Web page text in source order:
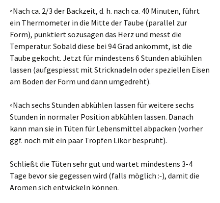
◦Nach ca. 2/3 der Backzeit, d. h. nach ca. 40 Minuten, führt
ein Thermometer in die Mitte der Taube (parallel zur
Form), punktiert sozusagen das Herz und messt die
Temperatur. Sobald diese bei 94 Grad ankommt, ist die
Taube gekocht. Jetzt für mindestens 6 Stunden abkühlen
lassen (aufgespiesst mit Stricknadeln oder speziellen Eisen
am Boden der Form und dann umgedreht).
◦Nach sechs Stunden abkühlen lassen für weitere sechs
Stunden in normaler Position abkühlen lassen. Danach
kann man sie in Tüten für Lebensmittel abpacken (vorher
ggf. noch mit ein paar Tropfen Likör besprüht).
Schließt die Tüten sehr gut und wartet mindestens 3-4
Tage bevor sie gegessen wird (falls möglich :-), damit die
Aromen sich entwickeln können.